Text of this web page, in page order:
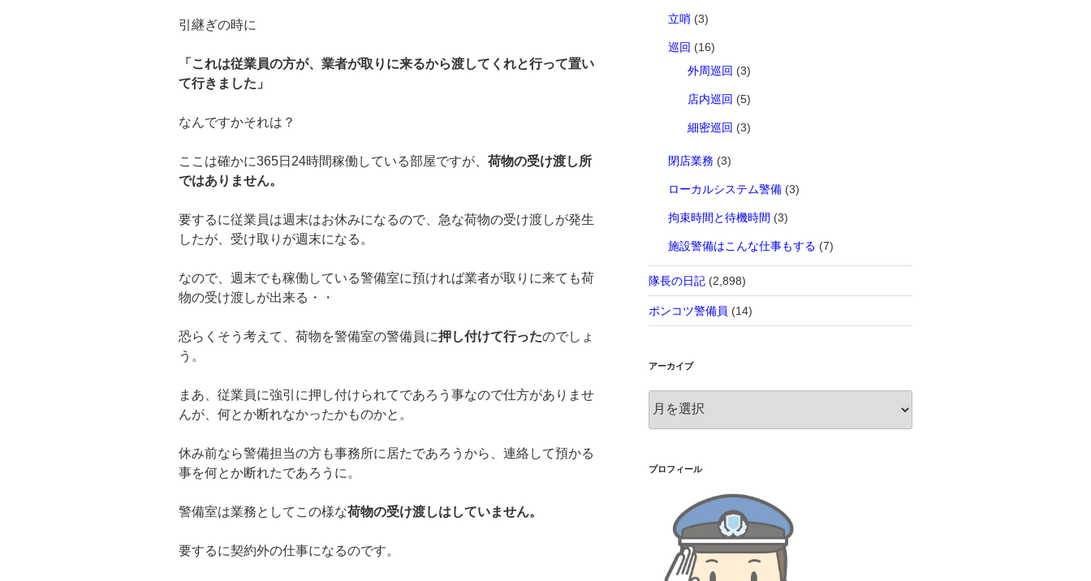
引継ぎの時に
「これは従業員の方が、業者が取りに来るから渡してくれと行って置い
て行きました」
なんですかそれは？
ここは確かに365日24時間稼働している部屋ですが、 荷物の受け渡し所
ではありません。
要するに従業員は週末はお休みになるので、急な荷物の受け渡しが発生
したが、受け取りが週末になる。
なので、週末でも稼働している警備室に預ければ業者が取りに来ても荷
物の受け渡しが出来る・・
恐らくそう考えて、荷物を警備室の警備員に押し付けて行ったのでしょ
う。
まあ、従業員に強引に押し付けられてであろう事なので仕方がありませ
んが、何とか断れなかったかものかと。
休み前なら警備担当の方も事務所に居たであろうから、連絡して預かる
事を何とか断れたであろうに。
警備室は業務としてこの様な荷物の受け渡しはしていません。
要するに契約外の仕事になるのです。
立哨 (3)
巡回 (16)
外周巡回 (3)
店内巡回 (5)
細密巡回 (3)
閉店業務 (3)
ローカルシステム警備(3)
拘束時間と待機時間 (3)
施設警備はこんな仕事もする (7)
隊長の日記(2,898)
ポンコツ警備員 (14)
アーカイブ
ー
ブ
プロフィール